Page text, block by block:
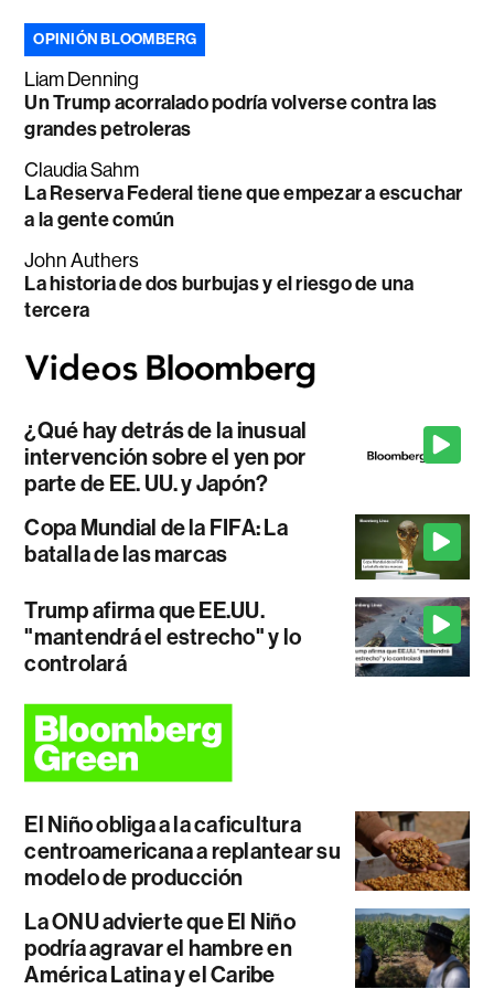
OPINIÓN BLOOMBERG
Liam Denning
Un Trump acorralado podría volverse contra las
grandes petroleras
Claudia Sahm
La Reserva Federal tiene que empezar a escuchar
a la gente común
John Authers
La historia de dos burbujas y el riesgo de una
tercera
¿Qué hay detrás de la inusual
intervención sobre el yen por
parte de EE. UU. y Japón?
Copa Mundial de la FIFA: La
batalla de las marcas
Trump afirma que EE.UU.
"mantendrá el estrecho" y lo
controlará
El Niño obliga a la caficultura
centroamericana a replantear su
modelo de producción
La ONU advierte que El Niño
podría agravar el hambre en
América Latina y el Caribe